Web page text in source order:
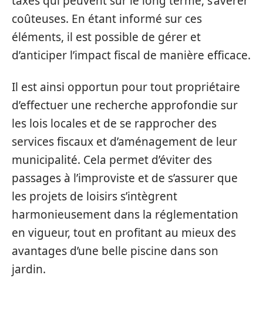
coûteuses. En étant informé sur ces
éléments, il est possible de gérer et
d’anticiper l’impact fiscal de manière efficace.
Il est ainsi opportun pour tout propriétaire
d’effectuer une recherche approfondie sur
les lois locales et de se rapprocher des
services fiscaux et d’aménagement de leur
municipalité. Cela permet d’éviter des
passages à l’improviste et de s’assurer que
les projets de loisirs s’intègrent
harmonieusement dans la réglementation
en vigueur, tout en profitant au mieux des
avantages d’une belle piscine dans son
jardin.